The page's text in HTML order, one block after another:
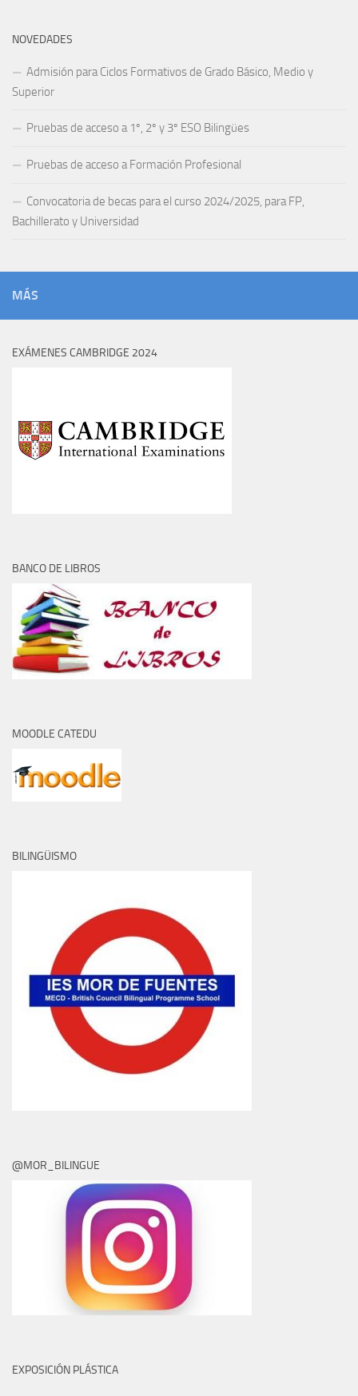
NOVEDADES
Admisión para Ciclos Formativos de Grado Básico, Medio y
Superior
Pruebas de acceso a 1º, 2º y 3º ESO Bilingües
Pruebas de acceso a Formación Profesional
Convocatoria de becas para el curso 2024/2025, para FP,
Bachillerato y Universidad
MÁS
EXÁMENES CAMBRIDGE 2024
BANCO DE LIBROS
MOODLE CATEDU
BILINGÜISMO
@MOR_BILINGUE
EXPOSICIÓN PLÁSTICA